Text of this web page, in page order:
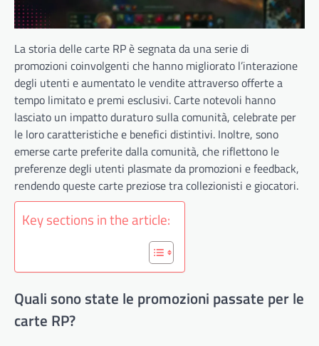
La storia delle carte RP è segnata da una serie di
promozioni coinvolgenti che hanno migliorato l’interazione
degli utenti e aumentato le vendite attraverso offerte a
tempo limitato e premi esclusivi. Carte notevoli hanno
lasciato un impatto duraturo sulla comunità, celebrate per
le loro caratteristiche e benefici distintivi. Inoltre, sono
emerse carte preferite dalla comunità, che riflettono le
preferenze degli utenti plasmate da promozioni e feedback,
rendendo queste carte preziose tra collezionisti e giocatori.
Key sections in the article:
Quali sono state le promozioni passate per le
carte RP?